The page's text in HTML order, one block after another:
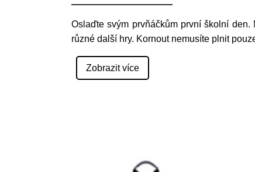
Oslaďte svým prvňáčkům první školní
různé další hry. Kornout nemusíte plnit
Zobrazit více